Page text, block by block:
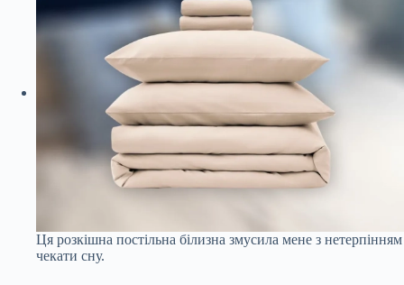
Ця розкішна постільна білизна змусила мене з нетерпінням
чекати сну.